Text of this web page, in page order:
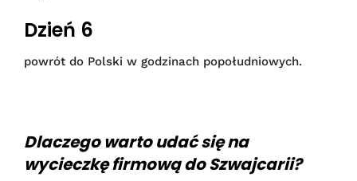
Dzień 6
powrót do Polski w godzinach popołudniowych.
Dlaczego warto udać się na
wycieczkę firmową do Szwajcarii?